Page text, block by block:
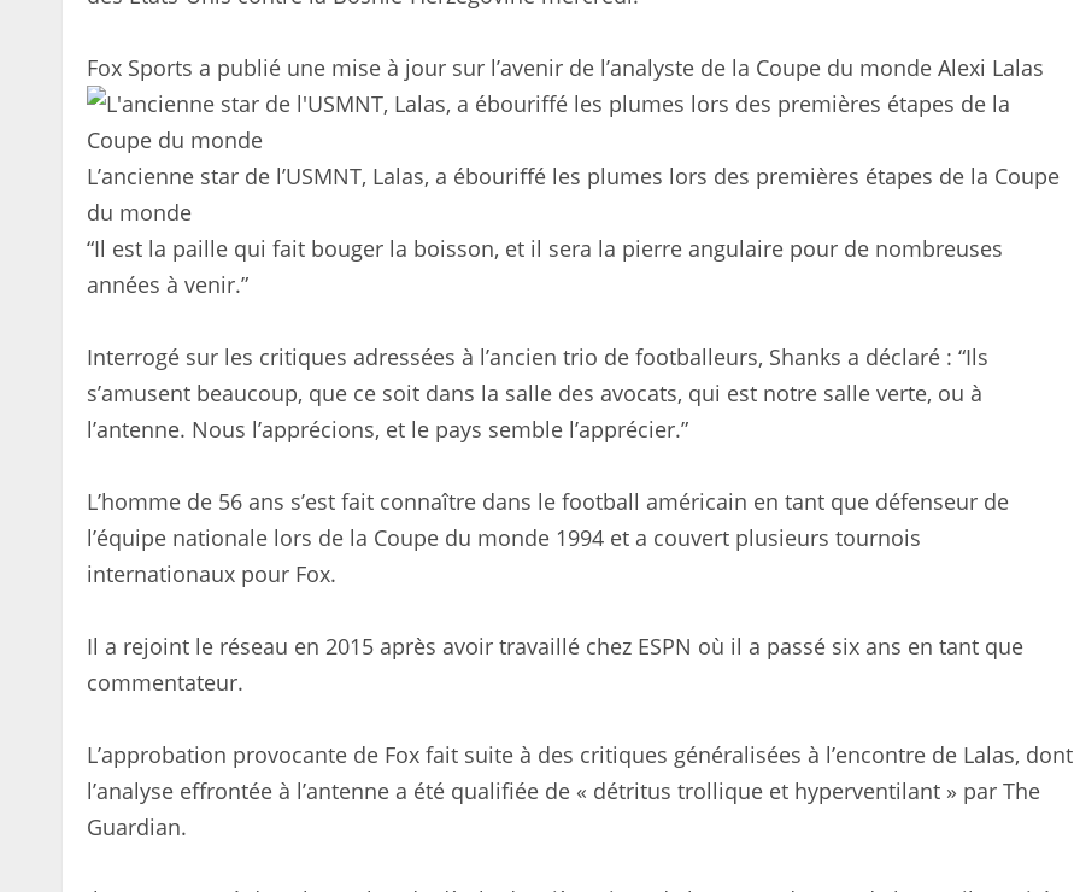
Fox Sports a publié une mise à jour sur l’avenir de l’analyste de la Coupe du monde Alexi Lalas
L’ancienne star de l’USMNT, Lalas, a ébouriffé les plumes lors des premières étapes de la Coupe
du monde
“Il est la paille qui fait bouger la boisson, et il sera la pierre angulaire pour de nombreuses
années à venir.”
Interrogé sur les critiques adressées à l’ancien trio de footballeurs, Shanks a déclaré : “Ils
s’amusent beaucoup, que ce soit dans la salle des avocats, qui est notre salle verte, ou à
l’antenne. Nous l’apprécions, et le pays semble l’apprécier.”
L’homme de 56 ans s’est fait connaître dans le football américain en tant que défenseur de
l’équipe nationale lors de la Coupe du monde 1994 et a couvert plusieurs tournois
internationaux pour Fox.
Il a rejoint le réseau en 2015 après avoir travaillé chez ESPN où il a passé six ans en tant que
commentateur.
L’approbation provocante de Fox fait suite à des critiques généralisées à l’encontre de Lalas, dont
l’analyse effrontée à l’antenne a été qualifiée de « détritus trollique et hyperventilant » par The
Guardian.